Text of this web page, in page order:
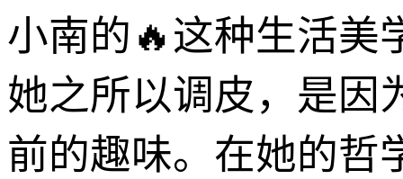
小南的🔥这种生活美
她之所以调皮，是因
前的趣味。在她的哲